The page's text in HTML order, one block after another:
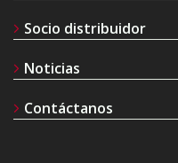
Socio distribuidor
Noticias
Contáctanos